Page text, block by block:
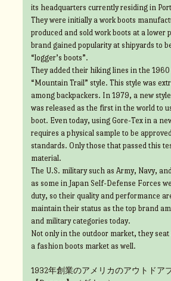
its headquarters currently residing in
They were initially a work boots
produced and sold work boots at a lower
brand gained popularity at shipyards to
“logger’s boots”.
They added their hiking lines in the
“Mountain Trail” style. This style was
among backpackers. In 1979, a new
was released as the first in the world to
boot. Even today, using Gore-Tex in a
requires a physical sample to be
standards. Only those that passed this
material.
The U.S. military such as Army, Navy,
as some in Japan Self-Defense Forces
duty, so their quality and performance
maintain their status as the top brand
and military categories today.
Not only in the outdoor market, they
a fashion boots market as well.
1932年創業のアメリカのアウトドア